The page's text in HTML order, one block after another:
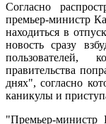
Согласно
премьер-министр
находиться в
новость сразу
пользователей,
правительства
днях", согласно
каникулы и
"Премьер-министр